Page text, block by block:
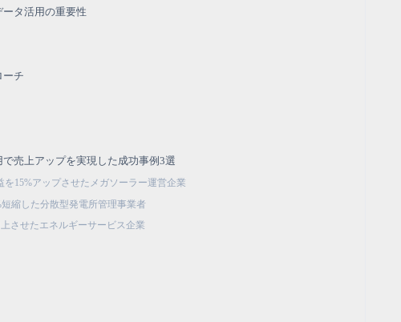
タ活用の重要性
ーチ
売上アップを実現した成功事例3選
15%アップさせたメガソーラー運営企業
縮した分散型発電所管理事業者
させたエネルギーサービス企業